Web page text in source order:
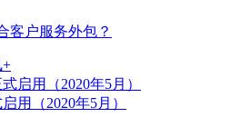
客户服务外包？
+
用（2020年5月）